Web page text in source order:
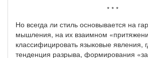
* * *
Но всегда ли стиль основывается на
мышления, на их взаимном
классифицировать языковые явления,
тенденция разрыва, формирования